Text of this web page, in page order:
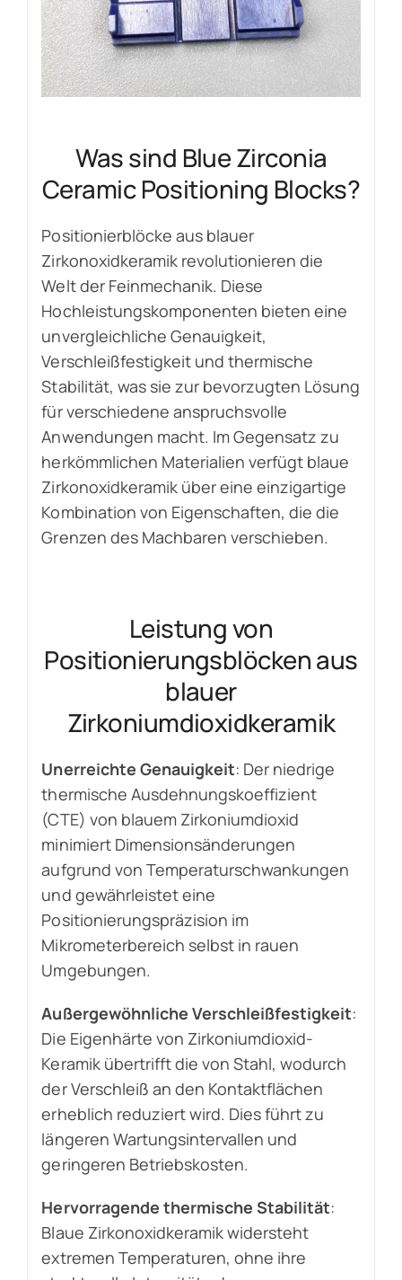
Was sind Blue Zirconia
Ceramic Positioning Blocks?
Positionierblöcke aus blauer
Zirkonoxidkeramik revolutionieren die
Welt der Feinmechanik. Diese
Hochleistungskomponenten bieten eine
unvergleichliche Genauigkeit,
Verschleißfestigkeit und thermische
Stabilität, was sie zur bevorzugten Lösung
für verschiedene anspruchsvolle
Anwendungen macht. Im Gegensatz zu
herkömmlichen Materialien verfügt blaue
Zirkonoxidkeramik über eine einzigartige
Kombination von Eigenschaften, die die
Grenzen des Machbaren verschieben.
Leistung von
Positionierungsblöcken aus
blauer
Zirkoniumdioxidkeramik
Unerreichte Genauigkeit: Der niedrige
thermische Ausdehnungskoeffizient
(CTE) von blauem Zirkoniumdioxid
minimiert Dimensionsänderungen
aufgrund von Temperaturschwankungen
und gewährleistet eine
Positionierungspräzision im
Mikrometerbereich selbst in rauen
Umgebungen.
Außergewöhnliche Verschleißfestigkeit:
Die Eigenhärte von Zirkoniumdioxid-
Keramik übertrifft die von Stahl, wodurch
der Verschleiß an den Kontaktflächen
erheblich reduziert wird. Dies führt zu
längeren Wartungsintervallen und
geringeren Betriebskosten.
Hervorragende thermische Stabilität:
Blaue Zirkonoxidkeramik widersteht
extremen Temperaturen, ohne ihre